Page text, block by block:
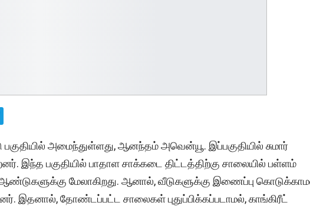
அமைந்துள்ளது, ஆனந்தம் அவென்யூ. இப்பகுதியில் சுமார்
இந்த பகுதியில் பாதாள சாக்கடை திட்டத்திற்கு சாலையில் பள்ளம்
மேலாகிறது. ஆனால், வீடுகளுக்கு இணைப்பு
இதனால், தோண்டப்பட்ட சாலைகள் புதுப்பிக்கப்படாமல், காங்கிரீட்